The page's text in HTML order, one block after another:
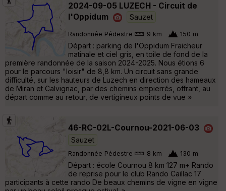
2024-09-05 LUZECH - Circuit de
l'Oppidum
Sauzet
Randonnée Pédestre 9 km 150 m
Départ : parking de l'Oppidum Fraicheur
matinale et ciel gris, en toile de fond de la
première randonnée de la saison 2024-2025. Nous étions 6
pour le parcours "loisir" de 8,8 km. Un circuit sans grande
difficulté, sur les hauteurs de Luzech en direction des hameaux
de Miran et Calvignac, par des chemins empierrés, offrant, au
départ comme au retour, de vertigineux points de vue »
46-RC-02L-Cournou-2021-06-03
Sauzet
Randonnée Pédestre 8 km 130 m
Départ : école Cournou 8 km 127 m+ Rando
de reprise pour le club Rando Caillac 17
participants à cette rando De beaux chemins de vigne en vigne